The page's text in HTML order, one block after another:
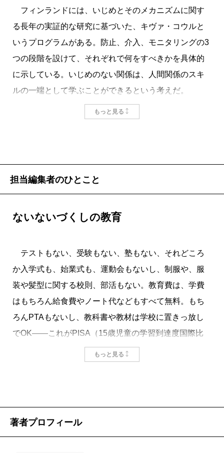
フィンランドには、いじめとそのメカニズムに関す
る長年の実証的な研究に基づいた、キヴァ・コウルと
いうプログラムがある。防止、介入、モニタリングの3
つの段階を設けて、それぞれで何をすべきかを具体的
に示している。いじめのない関係は、人間関係のスキ
ルの一端として学ぶことができるという考えだ。
いじめられた子どもに向かって、大人が言ってはい
察も視野に含めた対応の仕方もアドバイスされてい
実際にフィンランドの学校ではいじめが減少してい
イン、ニュージーランドなど諸外国でも導入されてい
る。
掲載：2019年6月25日
もっと見る
担当編集者のひとこと
ないないづくしの教育
テストもない、受験もない、塾もない、それどころ
か入学式も、始業式も、運動会もないし、制服や、服
装や髪型に関する校則、部活もない。教育費は、学費
はもちろん給食費やノート代などもすべて無料。もち
ろんPTAもないし、教科書や教材は学校に置きっ放し
でOK――これがPISA（15歳児童の学習到達度国際比
較）で多分野において1位を獲得する、フィンランドの
2019年、幸福度においても2年連続で世界一となった。
もっと見る
著者プロフィール